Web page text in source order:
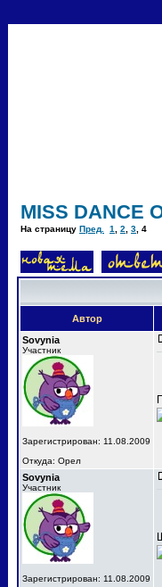
MISS DANCE
На страницу Пред. 1 2 3 4
Автор
Sovynia
Участник
Зарегистрирован: 11.08.2009
Откуда: Орел
Sovynia
Участник
Зарегистрирован: 11.08.2009